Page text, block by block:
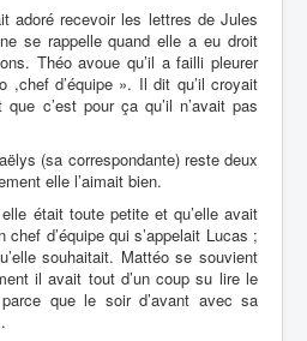
adoré recevoir les lettres de Jules
se rappelle quand elle a eu droit
Théo avoue qu’il a failli pleurer
,chef d’équipe ». Il dit qu’il croyait
c’est pour ça qu’il n’avait pas
(sa correspondante) reste deux
elle l’aimait bien.
était toute petite et qu’elle avait
d’équipe qui s’appelait Lucas ;
souhaitait. Mattéo se souvient
il avait tout d’un coup su lire le
que le soir d’avant avec sa